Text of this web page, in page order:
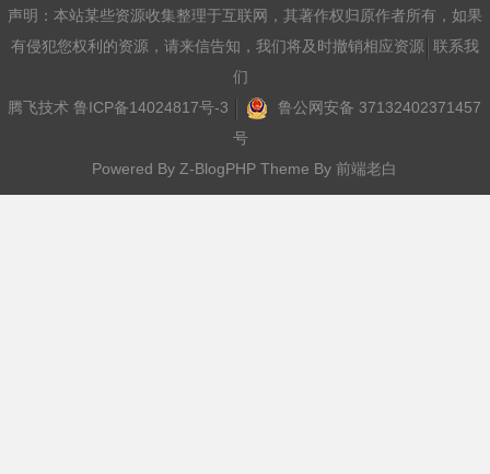
声明：本站某些资源收集整理于互联网，其著作权归原作者所有，如果
有侵犯您权利的资源，请来信告知，我们将及时撤销相应资源 联系我
们
腾飞技术 鲁ICP备14024817号-3
鲁公网安备 37132402371457
号
Powered By Z-BlogPHP Theme By前端老白